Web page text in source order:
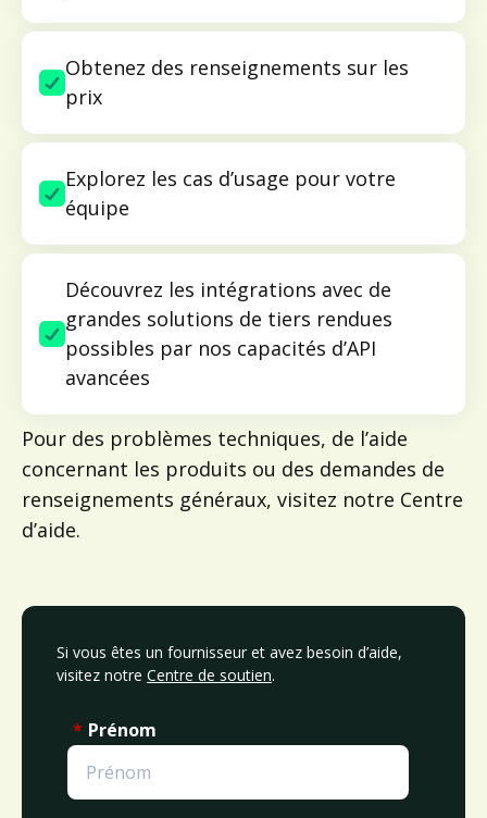
Obtenez des renseignements sur les
prix
Explorez les cas d’usage pour votre
équipe
Découvrez les intégrations avec de
grandes solutions de tiers rendues
possibles par nos capacités d’API
avancées
Pour des problèmes techniques, de l’aide
concernant les produits ou des demandes de
renseignements généraux, visitez notre Centre
d’aide.
Si vous êtes un fournisseur et avez besoin d’aide,
visitez notre Centre de soutien.
* Prénom